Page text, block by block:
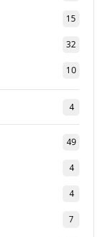
15
32
10
4
49
4
4
7